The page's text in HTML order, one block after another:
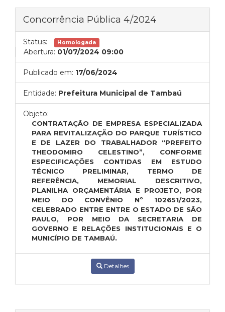
Concorrência Pública 4/2024
Status: Homologada
Abertura: 01/07/2024 09:00
Publicado em: 17/06/2024
Entidade: Prefeitura Municipal de Tambaú
Objeto:
CONTRATAÇÃO DE EMPRESA ESPECIALIZADA
PARA REVITALIZAÇÃO DO PARQUE TURÍSTICO
E DE LAZER DO TRABALHADOR “PREFEITO
THEODOMIRO CELESTINO”, CONFORME
ESPECIFICAÇÕES CONTIDAS EM ESTUDO
TÉCNICO PRELIMINAR, TERMO DE
REFERÊNCIA, MEMORIAL DESCRITIVO,
PLANILHA ORÇAMENTÁRIA E PROJETO, POR
MEIO DO CONVÊNIO Nº 102651/2023,
CELEBRADO ENTRE ENTRE O ESTADO DE SÃO
PAULO, POR MEIO DA SECRETARIA DE
GOVERNO E RELAÇÕES INSTITUCIONAIS E O
MUNICÍPIO DE TAMBAÚ.
Detalhes